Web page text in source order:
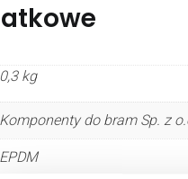
0,3 kg
Komponenty do bram Sp. z
EPDM